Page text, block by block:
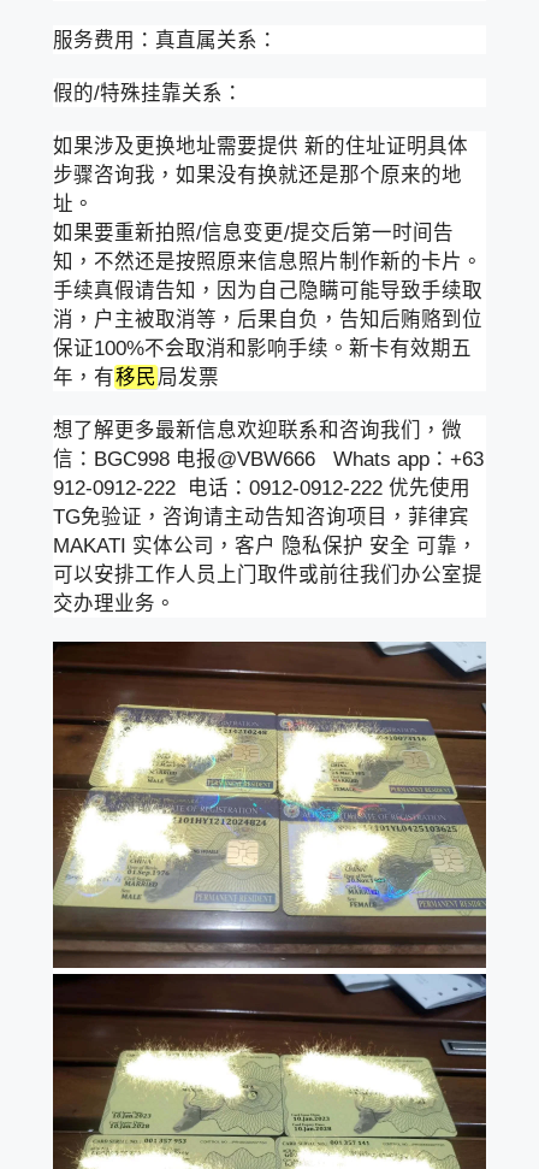
服务费用：真直属关系：
假的/特殊挂靠关系：
如果涉及更换地址需要提供 新的住址证明具体
步骤咨询我，如果没有换就还是那个原来的地
址。
如果要重新拍照/信息变更/提交后第一时间告
知，不然还是按照原来信息照片制作新的卡片。
手续真假请告知，因为自己隐瞒可能导致手续取
消，户主被取消等，后果自负，告知后贿赂到位
保证100%不会取消和影响手续。新卡有效期五
年，有移民局发票
想了解更多最新信息欢迎联系和咨询我们，微
信：BGC998 电报@VBW666 Whats app：+63
912-0912-222 电话：0912-0912-222 优先使用
TG免验证，咨询请主动告知咨询项目，菲律宾
MAKATI 实体公司，客户 隐私保护 安全 可靠，
可以安排工作人员上门取件或前往我们办公室提
交办理业务。